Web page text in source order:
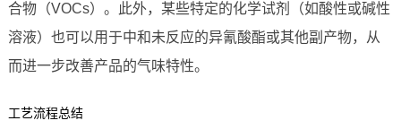
合物（VOCs）。此外，某些特定的化学试剂（如酸性或碱性
溶液）也可以用于中和未反应的异氰酸酯或其他副产物，从
而进一步改善产品的气味特性。
工艺流程总结